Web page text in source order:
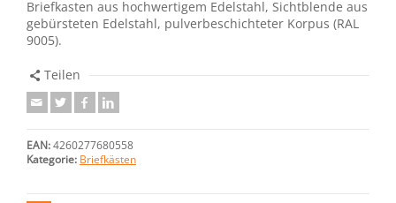
Briefkasten aus hochwertigem Edelstahl, Sichtblende aus
gebürsteten Edelstahl, pulverbeschichteter Korpus (RAL
9005).
Teilen
EAN: 4260277680558
Kategorie: Briefkästen